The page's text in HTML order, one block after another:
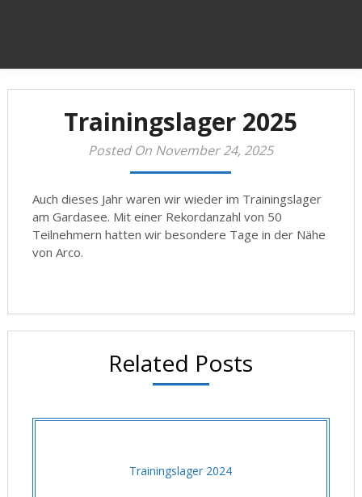
Trainingslager 2025
Posted On November 24, 2025
Auch dieses Jahr waren wir wieder im Trainingslager
am Gardasee. Mit einer Rekordanzahl von 50
Teilnehmern hatten wir besondere Tage in der Nähe
von Arco.
Related Posts
Trainingslager 2024